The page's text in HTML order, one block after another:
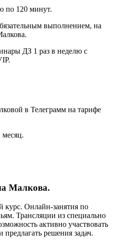
по 120 минут.
выполнением, на
ДЗ 1 раз в неделю с
в Телеграмм на тарифе
Малкова.
курс. Онлайн-занятия по
Трансляции из специально
активно участвовать
предлагать решения задач.